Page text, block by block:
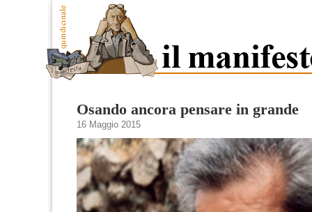
Osando ancora pensare in grande
16 Maggio 2015